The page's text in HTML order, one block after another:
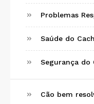
Problemas
Saúde do
Segurança do
Cão bem